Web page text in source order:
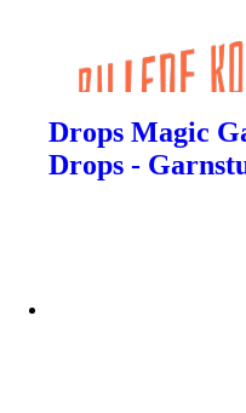
Drops Magic
Drops -